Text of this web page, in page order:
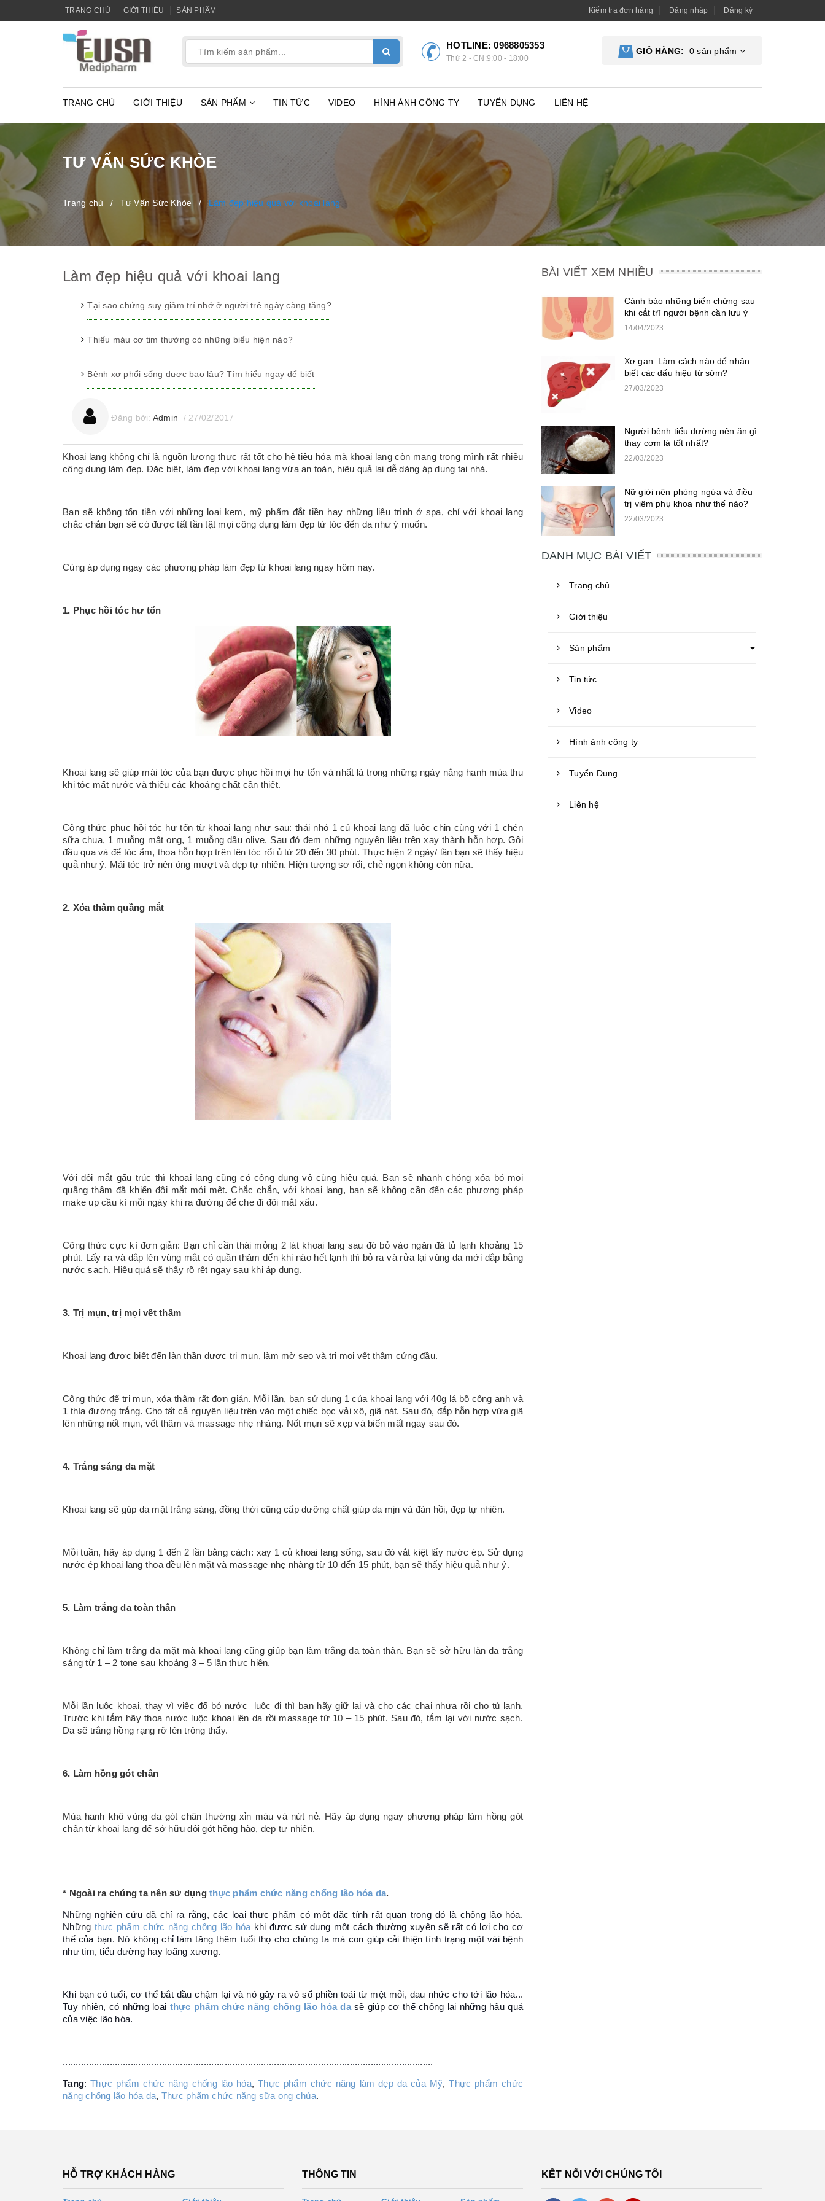
TRANG CHỦ GIỚI THIỆU SẢN PHẨM Kiểm tra đơn hàng Đăng nhập Đăng ký
HOTLINE:0968805353
Thứ 2 - CN:9:00 - 18:00
GIỎ HÀNG: 0 sản phẩm
TRANG CHỦ GIỚI THIỆU SẢN PHẨM TIN TỨC VIDEO HÌNH ẢNH CÔNG TY TUYỂN DỤNG LIÊN HỆ
TƯ VẤN SỨC KHỎE
Trang chủ / Tư Vấn Sức Khỏe / Làm đẹp hiệu quả với khoai lang
Làm đẹp hiệu quả với khoai lang
Tại sao chứng suy giảm trí nhớ ở người trẻ ngày càng tăng?
Thiếu máu cơ tim thường có những biểu hiện nào?
Bệnh xơ phổi sống được bao lâu? Tìm hiểu ngay để biết
Đăng bởi: Admin / 27/02/2017
Khoai lang không chỉ là nguồn lương thực rất tốt cho hệ tiêu hóa mà khoai lang còn mang trong mình rất nhiều
công dụng làm đẹp. Đặc biệt, làm đẹp với khoai lang vừa an toàn, hiệu quả lại dễ dàng áp dụng tại nhà.
Bạn sẽ không tốn tiền với những loại kem, mỹ phẩm đắt tiền hay những liệu trình ở spa, chỉ với khoai lang
chắc chắn bạn sẽ có được tất tần tật mọi công dụng làm đẹp từ tóc đến da như ý muốn.
Cùng áp dụng ngay các phương pháp làm đẹp từ khoai lang ngay hôm nay.
1. Phục hồi tóc hư tổn
Khoai lang sẽ giúp mái tóc của bạn được phục hồi mọi hư tổn và nhất là trong những ngày nắng hanh mùa thu
khi tóc mất nước và thiếu các khoáng chất cần thiết.
Công thức phục hồi tóc hư tổn từ khoai lang như sau: thái nhỏ 1 củ khoai lang đã luộc chin cùng với 1 chén
sữa chua, 1 muỗng mật ong, 1 muỗng dầu olive. Sau đó đem những nguyên liệu trên xay thành hỗn hợp. Gội
đầu qua và để tóc ẩm, thoa hỗn hợp trên lên tóc rổi ủ từ 20 đến 30 phút. Thực hiện 2 ngày/ lần bạn sẽ thấy hiệu
quả như ý. Mái tóc trở nên óng mượt và đẹp tự nhiên. Hiện tượng sơ rối, chẻ ngọn không còn nữa.
2. Xóa thâm quầng mắt
Với đôi mắt gấu trúc thì khoai lang cũng có công dụng vô cùng hiệu quả. Bạn sẽ nhanh chóng xóa bỏ mọi
quầng thâm đã khiến đôi mắt mỏi mệt. Chắc chắn, với khoai lang, bạn sẽ không cần đến các phương pháp
make up cầu kì mỗi ngày khi ra đường để che đi đôi mắt xấu.
Công thức cực kì đơn giản: Bạn chỉ cần thái mỏng 2 lát khoai lang sau đó bỏ vào ngăn đá tủ lạnh khoảng 15
phút. Lấy ra và đắp lên vùng mắt có quần thâm đến khi nào hết lạnh thì bỏ ra và rửa lại vùng da mới đắp bằng
nước sạch. Hiệu quả sẽ thấy rõ rệt ngay sau khi áp dụng.
3. Trị mụn, trị mọi vết thâm
Khoai lang được biết đến làn thần dược trị mụn, làm mờ sẹo và trị mọi vết thâm cứng đầu.
Công thức để trị mụn, xóa thâm rất đơn giản. Mỗi lần, bạn sử dụng 1 của khoai lang với 40g lá bồ công anh và
1 thìa đường trắng. Cho tất cả nguyên liệu trên vào một chiếc bọc vải xô, giã nát. Sau đó, đắp hỗn hợp vừa giã
lên những nốt mụn, vết thâm và massage nhẹ nhàng. Nốt mụn sẽ xẹp và biến mất ngay sau đó.
4. Trắng sáng da mặt
Khoai lang sẽ gúp da mặt trắng sáng, đồng thời cũng cấp dưỡng chất giúp da mịn và đàn hồi, đẹp tự nhiên.
Mỗi tuần, hãy áp dụng 1 đến 2 lần bằng cách: xay 1 củ khoai lang sống, sau đó vắt kiệt lấy nước ép. Sử dụng
nước ép khoai lang thoa đều lên mặt và massage nhẹ nhàng từ 10 đến 15 phút, bạn sẽ thấy hiệu quả như ý.
5. Làm trắng da toàn thân
Không chỉ làm trắng da mặt mà khoai lang cũng giúp bạn làm trắng da toàn thân. Bạn sẽ sở hữu làn da trắng
sáng từ 1 – 2 tone sau khoảng 3 – 5 lần thực hiện.
Mỗi lần luộc khoai, thay vì việc đổ bỏ nước luộc đi thì bạn hãy giữ lại và cho các chai nhựa rồi cho tủ lạnh.
Trước khi tắm hãy thoa nước luộc khoai lên da rồi massage từ 10 – 15 phút. Sau đó, tắm lại với nước sạch.
Da sẽ trắng hồng rạng rỡ lên trông thấy.
6. Làm hồng gót chân
Mùa hanh khô vùng da gót chân thường xỉn màu và nứt nẻ. Hãy áp dụng ngay phương pháp làm hồng gót
chân từ khoai lang để sở hữu đôi gót hồng hào, đẹp tự nhiên.
* Ngoài ra chúng ta nên sử dụng thực phẩm chức năng chống lão hóa da.
Những nghiên cứu đã chỉ ra rằng, các loại thực phẩm có một đặc tính rất quan trọng đó là chống lão hóa.
Những thực phẩm chức năng chống lão hóa khi được sử dụng một cách thường xuyên sẽ rất có lợi cho cơ
thể của bạn. Nó không chỉ làm tăng thêm tuổi thọ cho chúng ta mà con giúp cải thiện tình trạng một vài bệnh
như tim, tiểu đường hay loãng xương.
Khi bạn có tuổi, cơ thể bắt đầu chậm lại và nó gây ra vô số phiền toái từ mệt mỏi, đau nhức cho tới lão hóa...
Tuy nhiên, có những loại thực phẩm chức năng chống lão hóa dasẽ giúp cơ thể chống lại những hậu quả
của việc lão hóa.
..............................................................................................................................................
Tang:Thực phẩm chức năng chống lão hóa,Thực phẩm chức năng làm đẹp da của Mỹ,Thực phẩm chức
năng chống lão hóa da, Thực phẩm chức năng sữa ong chúa.
BÀI VIẾT XEM NHIỀU
Cảnh báo những biến chứng sau
khi cắt trĩ người bệnh cần lưu ý
14/04/2023
Xơ gan: Làm cách nào để nhận
biết các dấu hiệu từ sớm?
27/03/2023
Người bệnh tiểu đường nên ăn gì
thay cơm là tốt nhất?
22/03/2023
Nữ giới nên phòng ngừa và điều
trị viêm phụ khoa như thế nào?
22/03/2023
DANH MỤC BÀI VIẾT
Trang chủ
Giới thiệu
Sản phẩm
Tin tức
Video
Hình ảnh công ty
Tuyển Dụng
Liên hệ
HỖ TRỢ KHÁCH HÀNG THÔNG TIN KẾT NỐI VỚI CHÚNG TÔI